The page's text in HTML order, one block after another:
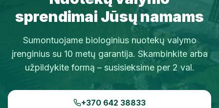
sprendimai Jūsų namams
Sumontuojame biologinius nuotekų valymo
įrenginius su 10 metų garantija. Skambinkite arba
užpildykite formą – susisieksime per 2 val.
+370 642 38833